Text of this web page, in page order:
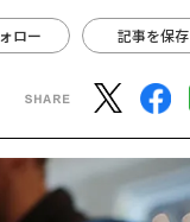
ロー 記事を保存